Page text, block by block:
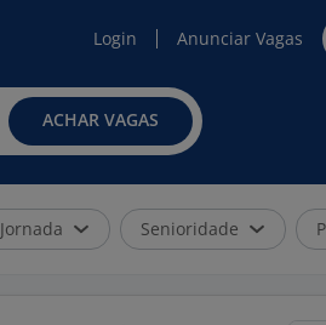
Login Anunciar Vagas
ACHAR VAGAS
Jornada Senioridade